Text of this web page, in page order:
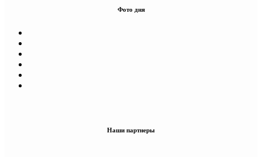
Фото дня
Наши партнеры